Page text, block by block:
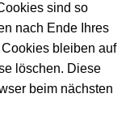
sind so
nach Ende Ihres
bleiben auf
löschen. Diese
beim nächsten